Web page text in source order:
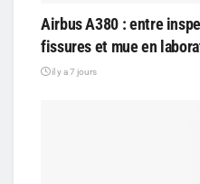
Airbus A380 : entre
fissures et mue en
il y a 7 jours